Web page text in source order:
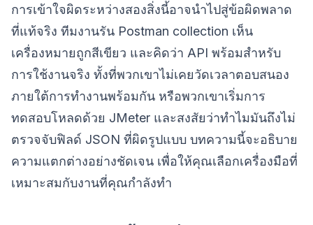
การเข้าใจผิดระหว่างสองสิ่งนี้อาจนำไปสู่ข้อผิดพลาด
ที่แท้จริง ทีมงานรัน Postman collection เห็น
เครื่องหมายถูกสีเขียว และคิดว่า API พร้อมสำหรับ
การใช้งานจริง ทั้งที่พวกเขาไม่เคยวัดเวลาตอบสนอง
ภายใต้การทำงานพร้อมกัน หรือพวกเขาเริ่มการ
ทดสอบโหลดด้วย JMeter และสงสัยว่าทำไมมันถึงไม่
ตรวจจับฟิลด์ JSON ที่ผิดรูปแบบ บทความนี้จะอธิบาย
ความแตกต่างอย่างชัดเจน เพื่อให้คุณเลือกเครื่องมือที่
เหมาะสมกับงานที่คุณกำลังทำ